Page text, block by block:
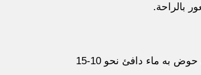
بالراحة.
يمكن علاج برودة القدمين لمرضى السكري من خلال وضع القدمين في حوض به ماء دافئ نحو 10-15